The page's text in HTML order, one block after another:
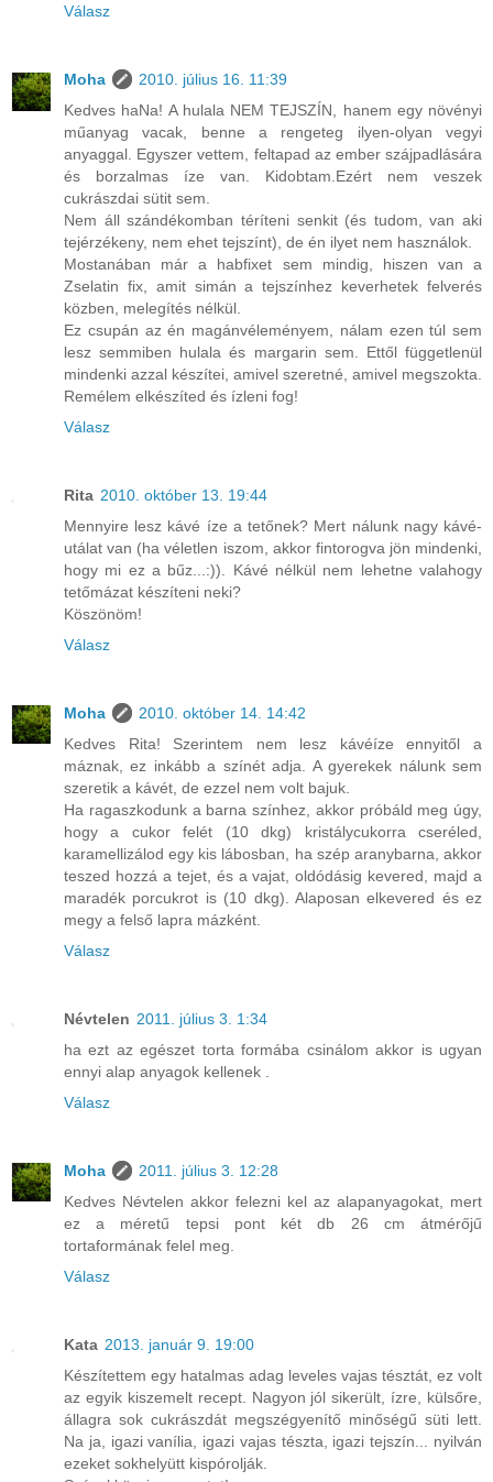
Válasz
Moha
2010. július 16. 11:39
Kedves haNa! A hulala NEM TEJSZÍN, hanem egy növényi
műanyag vacak, benne a rengeteg ilyen-olyan vegyi
anyaggal. Egyszer vettem, feltapad az ember szájpadlására
és borzalmas íze van. Kidobtam.Ezért nem veszek
cukrászdai sütit sem.
Nem áll szándékomban téríteni senkit (és tudom, van aki
tejérzékeny, nem ehet tejszínt), de én ilyet nem használok.
Mostanában már a habfixet sem mindig, hiszen van a
Zselatin fix, amit simán a tejszínhez keverhetek felverés
közben, melegítés nélkül.
Ez csupán az én magánvéleményem, nálam ezen túl sem
lesz semmiben hulala és margarin sem. Ettől függetlenül
mindenki azzal készítei, amivel szeretné, amivel megszokta.
Remélem elkészíted és ízleni fog!
Válasz
Rita 2010. október 13. 19:44
Mennyire lesz kávé íze a tetőnek? Mert nálunk nagy kávé-
utálat van (ha véletlen iszom, akkor fintorogva jön mindenki,
hogy mi ez a bűz...:)). Kávé nélkül nem lehetne valahogy
tetőmázat készíteni neki?
Köszönöm!
Válasz
Moha
2010. október 14. 14:42
Kedves Rita! Szerintem nem lesz kávéíze ennyitől a
máznak, ez inkább a színét adja. A gyerekek nálunk sem
szeretik a kávét, de ezzel nem volt bajuk.
Ha ragaszkodunk a barna színhez, akkor próbáld meg úgy,
hogy a cukor felét (10 dkg) kristálycukorra cseréled,
karamellizálod egy kis lábosban, ha szép aranybarna, akkor
teszed hozzá a tejet, és a vajat, oldódásig kevered, majd a
maradék porcukrot is (10 dkg). Alaposan elkevered és ez
megy a felső lapra mázként.
Válasz
Névtelen 2011. július 3. 1:34
ha ezt az egészet torta formába csinálom akkor is ugyan
ennyi alap anyagok kellenek .
Válasz
Moha
2011. július 3. 12:28
Kedves Névtelen akkor felezni kel az alapanyagokat, mert
ez a méretű tepsi pont két db 26 cm átmérőjű
tortaformának felel meg.
Válasz
Kata 2013. január 9. 19:00
Készítettem egy hatalmas adag leveles vajas tésztát, ez volt
az egyik kiszemelt recept. Nagyon jól sikerült, ízre, külsőre,
állagra sok cukrászdát megszégyenítő minőségű süti lett.
Na ja, igazi vanília, igazi vajas tészta, igazi tejszín... nyilván
ezeket sokhelyütt kispórolják.